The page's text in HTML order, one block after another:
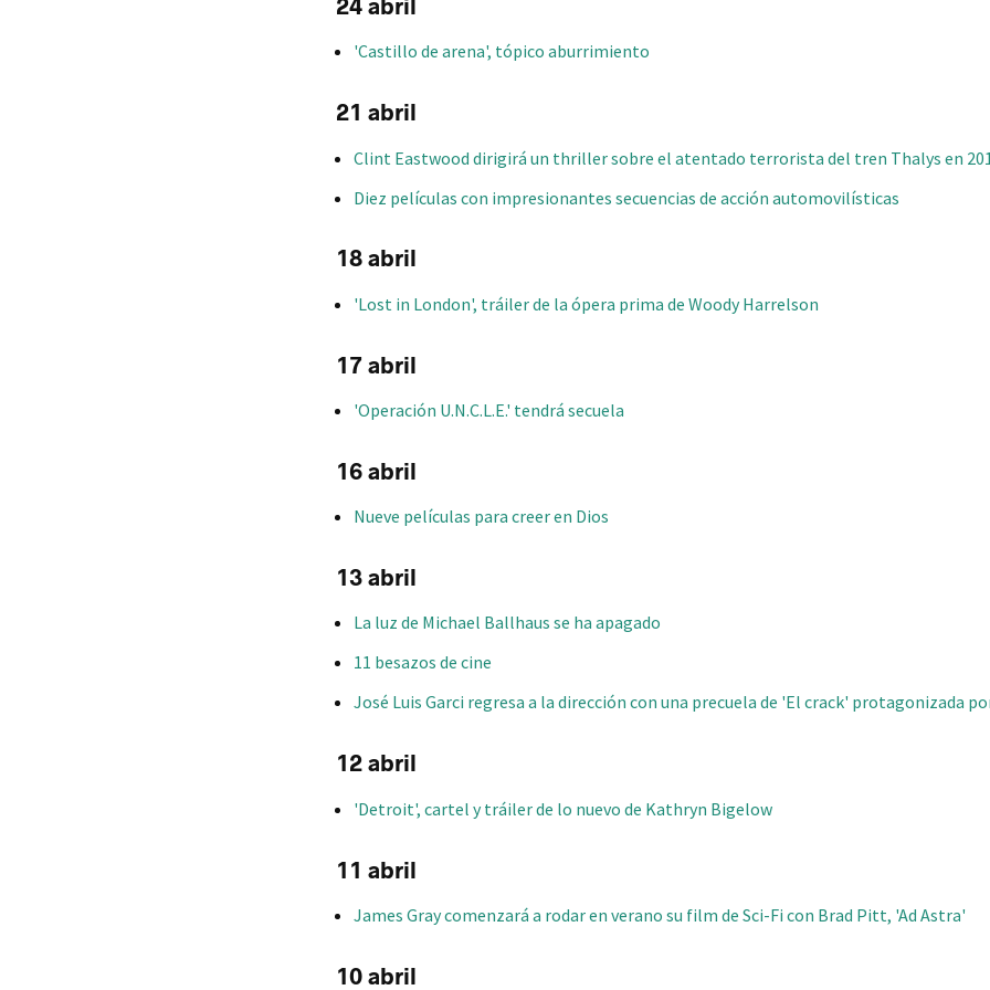
24 abril
'Castillo de arena', tópico aburrimiento
21 abril
Clint Eastwood dirigirá un thriller sobre el atentado terrorista del tren Thalys en
Diez películas con impresionantes secuencias de acción automovilísticas
18 abril
'Lost in London', tráiler de la ópera prima de Woody Harrelson
17 abril
'Operación U.N.C.L.E.' tendrá secuela
16 abril
Nueve películas para creer en Dios
13 abril
La luz de Michael Ballhaus se ha apagado
11 besazos de cine
José Luis Garci regresa a la dirección con una precuela de 'El crack' protagonizada
12 abril
'Detroit', cartel y tráiler de lo nuevo de Kathryn Bigelow
11 abril
James Gray comenzará a rodar en verano su film de Sci-Fi con Brad Pitt, 'Ad Astra'
10 abril